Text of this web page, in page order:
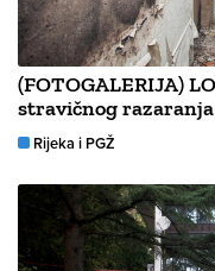
(FOTOGALERIJA)
stravičnog
Rijeka i PGŽ